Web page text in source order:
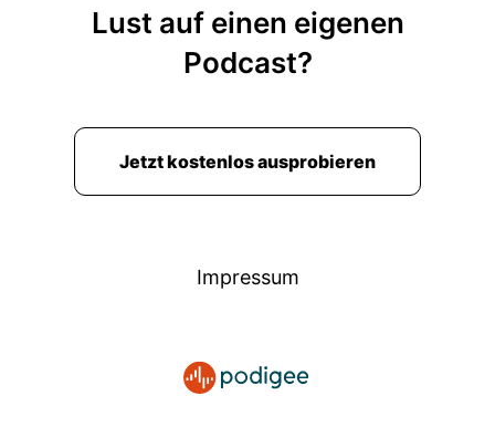
Lust auf einen eigenen
Podcast?
Jetzt kostenlos ausprobieren
Impressum